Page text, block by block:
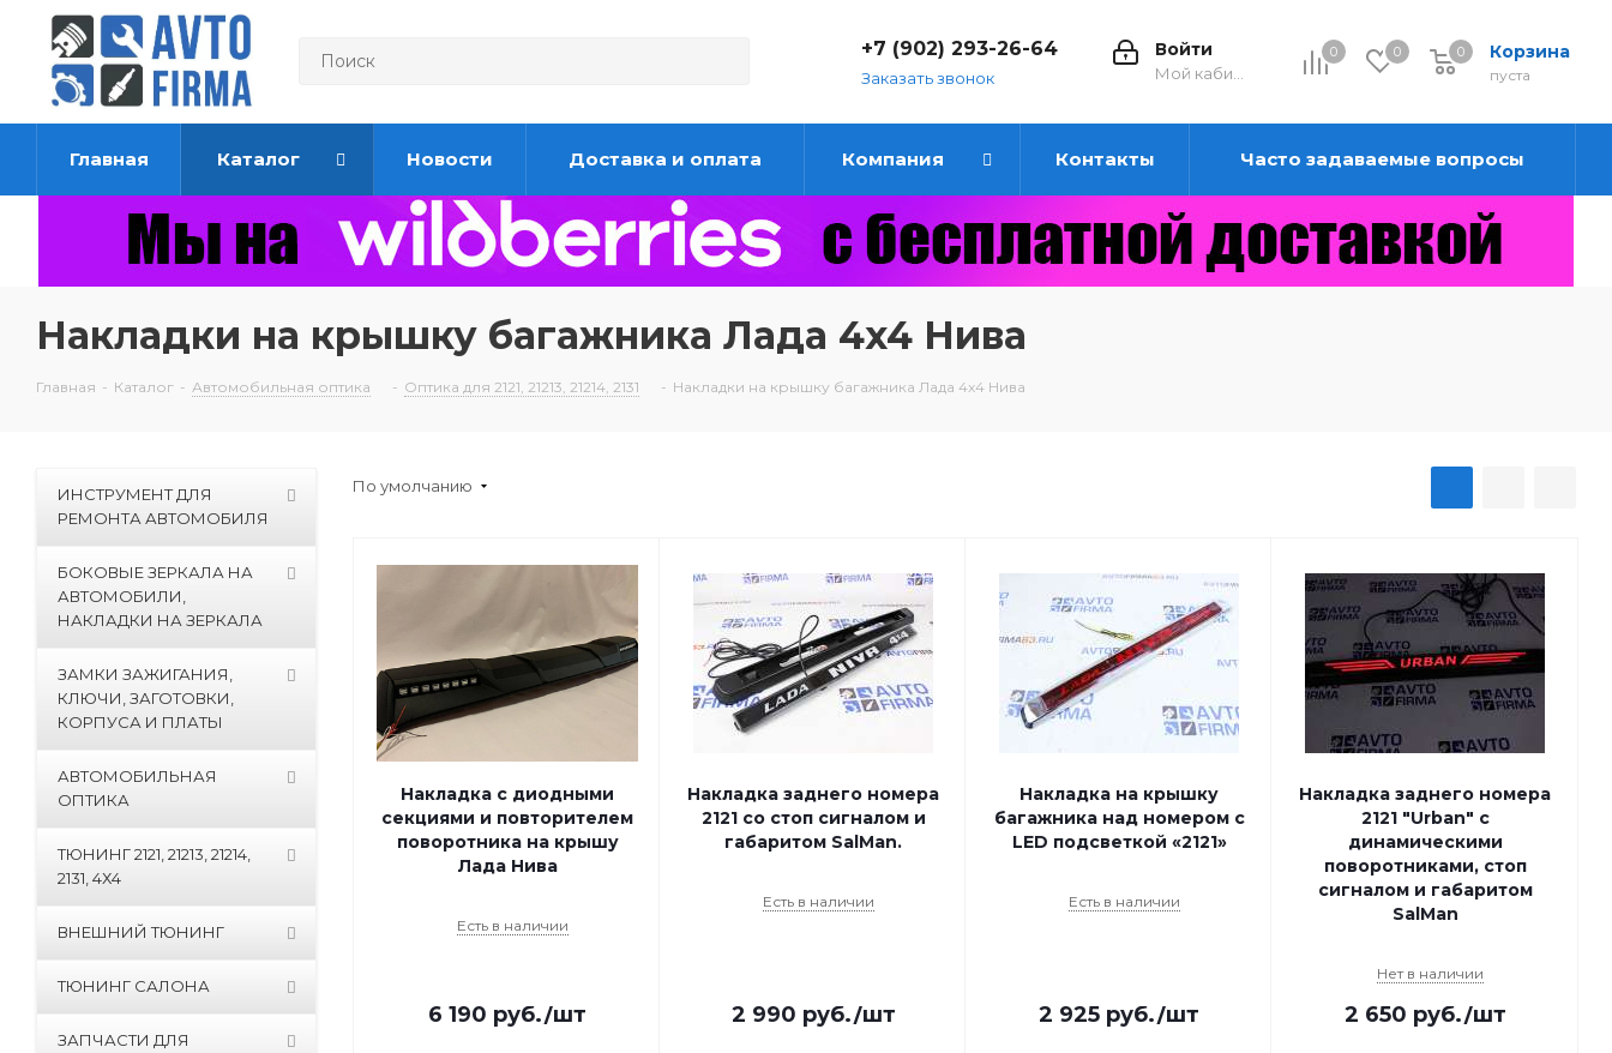
0 0 Корзина
0
пуста
0
Войти
+7 (902) 293-26-64
Заказать звонок
Главная Каталог Новости Доставка и оплата Компания Контакты Часто задаваемые вопросы
Накладки на крышку багажника Лада 4x4 Нива
Главная - Каталог - Автомобильная оптика - Оптика для 2121, 21213, 21214, 2131 - Накладки на крышку багажника Лада 4x4 Нива
По умолчанию
Накладка с диодными
секциями и повторителем
поворотника на крышу
Лада Нива
Есть в наличии
6 190 руб./шт
Накладка заднего номера
2121 со стоп сигналом и
габаритом SalMan.
Есть в наличии
2 990 руб./шт
Накладка на крышку
багажника над номером с
LED подсветкой «2121»
Есть в наличии
2 925 руб./шт
Накладка заднего номера
2121 "Urban" с
динамическими
поворотниками, стоп
сигналом и габаритом
SalMan
Нет в наличии
2 650 руб./шт
ИНСТРУМЕНТ ДЛЯ
РЕМОНТА АВТОМОБИЛЯ
БОКОВЫЕ ЗЕРКАЛА НА
АВТОМОБИЛИ,
НАКЛАДКИ НА ЗЕРКАЛА
ЗАМКИ ЗАЖИГАНИЯ,
КЛЮЧИ, ЗАГОТОВКИ,
КОРПУСА И ПЛАТЫ
АВТОМОБИЛЬНАЯ
ОПТИКА
ТЮНИНГ 2121, 21213, 21214,
2131, 4Х4
ВНЕШНИЙ ТЮНИНГ
ТЮНИНГ САЛОНА
ЗАПЧАСТИ ДЛЯ